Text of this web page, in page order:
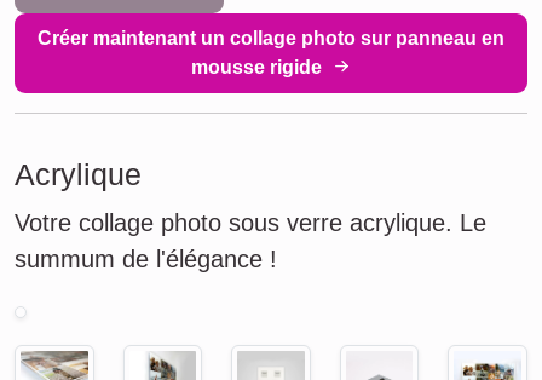
Créer maintenant un collage photo sur panneau en
mousse rigide
Acrylique
Votre collage photo sous verre acrylique. Le
summum de l'élégance !